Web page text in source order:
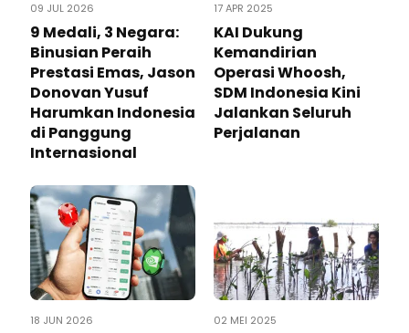
09 JUL 2026
9 Medali, 3 Negara:
Binusian Peraih
Prestasi Emas, Jason
Donovan Yusuf
Harumkan Indonesia
di Panggung
Internasional
17 APR 2025
KAI Dukung
Kemandirian
Operasi Whoosh,
SDM Indonesia Kini
Jalankan Seluruh
Perjalanan
18 JUN 2026 02 MEI 2025